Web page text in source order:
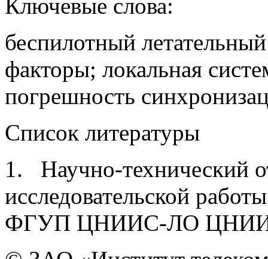
Ключевые слова:
беспилотный
факторы; локальная
погрешность
Список литературы
1. Научно-технический
исследователь­ской
ФГУП ЦНИИС-ЛО